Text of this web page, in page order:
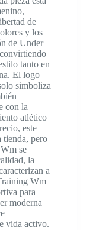
de
y los
de Under
tanto en
El logo
simboliza
con la
atlético
este
tienda, pero
se
la
a
Wm
para
moderna
vida activo.